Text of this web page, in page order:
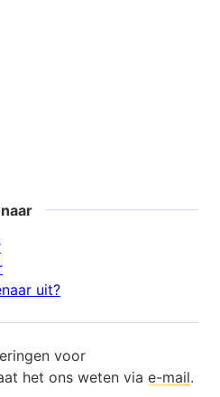
uit?
voor
het ons weten via e-mail.